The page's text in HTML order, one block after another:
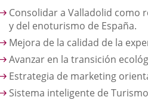
Consolidar a Valladolid
y del enoturismo de España.
Mejora de la calidad de la
Avanzar en la transición
Estrategia de marketing
Sistema inteligente de